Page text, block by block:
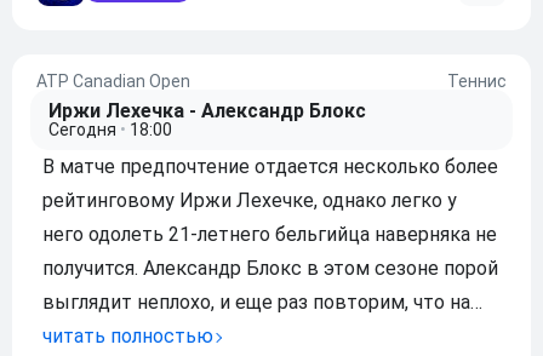
ATP Canadian Open Теннис
Иржи Лехечка - Александр Блокс
Сегодня • 18:00
В матче предпочтение отдается несколько более
рейтинговому Иржи Лехечке, однако легко у
него одолеть 21-летнего бельгийца наверняка не
получится. Александр Блокс в этом сезоне порой
выглядит неплохо, и еще раз повторим, что на
своем прошлом турнире теннисист остановился
читать полностью